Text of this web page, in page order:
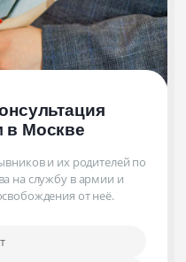
в Москве
и их родителей по
на службу в армии и
от неё.